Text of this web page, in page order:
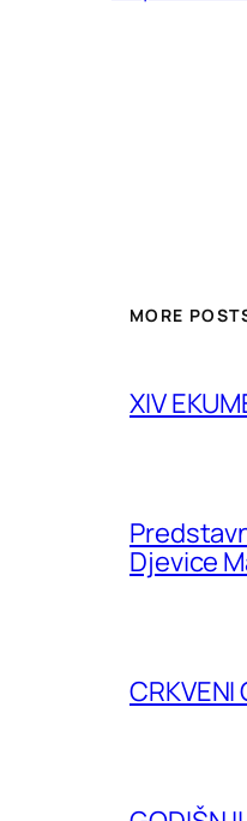
MORE
XIV
Djevice
CRKVENI